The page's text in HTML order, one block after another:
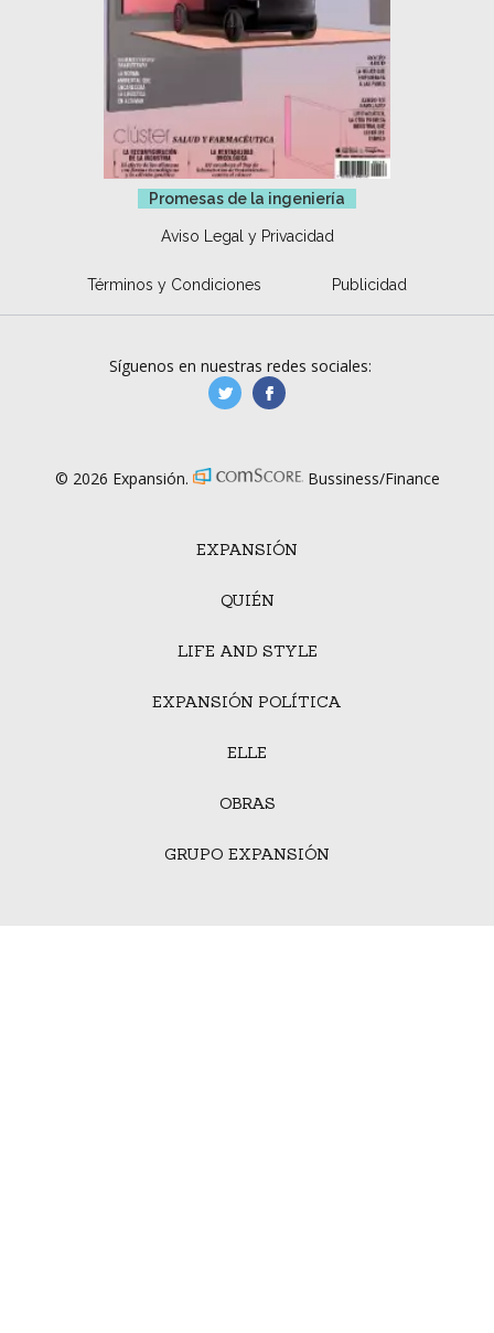
Promesas de la ingeniería
Aviso Legal y Privacidad
Términos y Condiciones Publicidad
EXPANSIÓN
QUIÉN
LIFE AND STYLE
EXPANSIÓN POLÍTICA
ELLE
OBRAS
GRUPO EXPANSIÓN
Síguenos en nuestras redes sociales:
manufacturaGE
© 2026 Expansión. Bussiness/Finance